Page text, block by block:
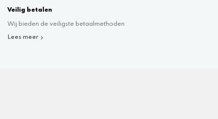
Veilig betalen
Wij bieden de veiligste betaalmethoden
Lees meer